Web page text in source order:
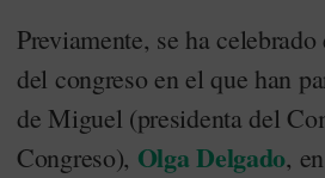
Previamente, se ha
del congreso en el que han
de Miguel (presidenta del
Congreso), Olga Delgado,